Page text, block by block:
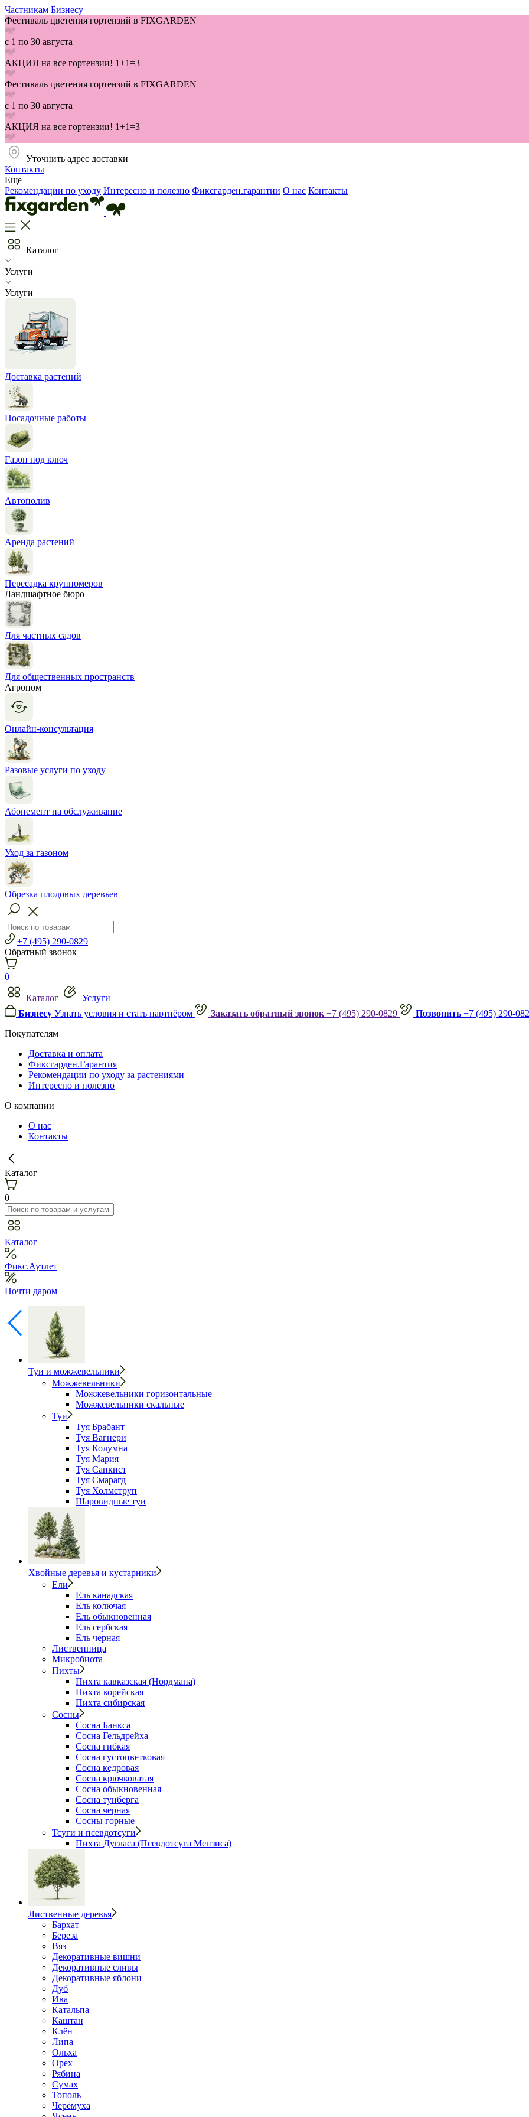
Частникам Бизнесу
Фестиваль цветения гортензий в FIXGARDEN
с 1 по 30 августа
АКЦИЯ на все гортензии! 1+1=3
Фестиваль цветения гортензий в FIXGARDEN
с 1 по 30 августа
АКЦИЯ на все гортензии! 1+1=3
Уточнить адрес доставки
Контакты
Еще
Рекомендации по уходу Интересно и полезно Фиксгарден.гарантии О нас Контакты
Каталог
Услуги
Услуги
Доставка растений
Посадочные работы
Газон под ключ
Автополив
Аренда растений
Пересадка крупномеров
Ландшафтное бюро
Для частных садов
Для общественных пространств
Агроном
Онлайн-консультация
Разовые услуги по уходу
Абонемент на обслуживание
Уход за газоном
Обрезка плодовых деревьев
+7 (495) 290-0829
Обратный звонок
0
Каталог
Услуги
Бизнесу Узнать условия и стать партнёром Заказать обратный звонок +7 (495) 290-0829 Позвонить +7 (495) 290-
Покупателям
Доставка и оплата
Фиксгарден.Гарантия
Рекомендации по уходу за растениями
Интересно и полезно
О компании
О нас
Контакты
Каталог
0
Каталог
Фикс.Аутлет
Почти даром
Туи и можжевельники
Можжевельники
Можжевельники горизонтальные
Можжевельники скальные
Туи
Туя Брабант
Туя Вагнери
Туя Колумна
Туя Мария
Туя Санкист
Туя Смарагд
Туя Холмструп
Шаровидные туи
Хвойные деревья и кустарники
Ели
Ель канадская
Ель колючая
Ель обыкновенная
Ель сербская
Ель черная
Лиственница
Микробиота
Пихты
Пихта кавказская (Нордмана)
Пихта корейская
Пихта сибирская
Сосны
Сосна Банкса
Сосна Гельдрейха
Сосна гибкая
Сосна густоцветковая
Сосна кедровая
Сосна крючковатая
Сосна обыкновенная
Сосна тунберга
Сосна черная
Сосны горные
Тсуги и псевдотсуги
Пихта Дугласа (Псевдотсуга Мензиса)
Лиственные деревья
Бархат
Береза
Вяз
Декоративные вишни
Декоративные сливы
Декоративные яблони
Дуб
Ива
Катальпа
Каштан
Клён
Липа
Ольха
Орех
Рябина
Сумах
Тополь
Черёмуха